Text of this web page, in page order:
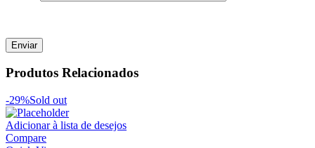
Produtos Relacionados
-29%Sold out
Adicionar à lista de desejos
Compare